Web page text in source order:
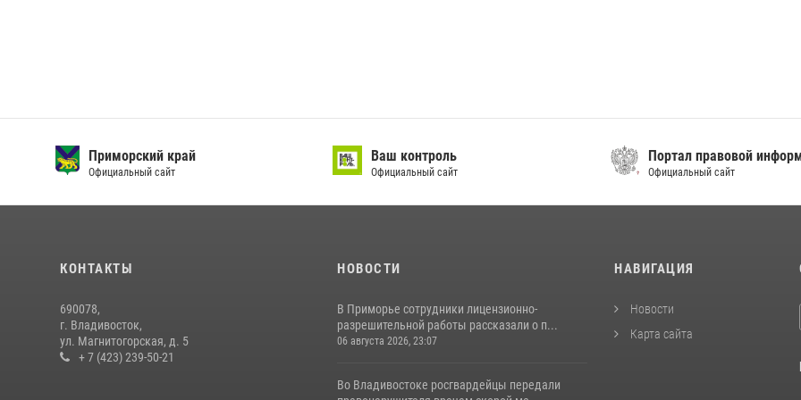
Приморский край
Официальный сайт
Ваш контроль
Официальный сайт
Портал правовой
Официальный сайт
КОНТАКТЫ
690078,
г. Владивосток,
ул. Магнитогорская, д. 5
+ 7 (423) 239-50-21
НОВОСТИ
В Приморье сотрудники лицензионно-
разрешительной работы рассказали о п...
06 августа 2026, 23:07
Во Владивостоке росгвардейцы передали
НАВИГАЦИЯ
Новости
Карта сайта